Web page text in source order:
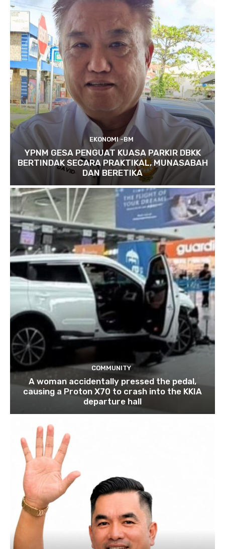
EKONOMI -BM
YPNM GESA PENGUAT KUASA PARKIR DBKK
BERTINDAK SECARA PRAKTIKAL, MUNASABAH
DAN BERETIKA
COMMUNITY
A woman accidentally pressed the pedal,
causing a Proton X70 to crash into the KKIA
departure hall